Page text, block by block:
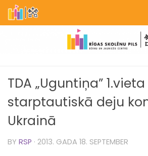
Skip to content
TDA „Uguntiņa” 1.vieta
starptautiskā deju
Ukrainā
BY RSP · 2013. GADA 18. SEPTEMBER